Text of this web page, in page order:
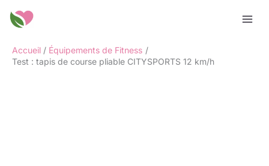
Accueil
Équipements de Fitness
Test : tapis de course pliable CITYSPORTS 12 km/h